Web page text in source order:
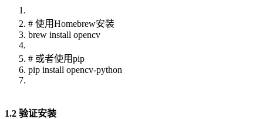
# 使用Homebrew安装
brew install opencv
# 或者使用pip
pip install opencv-python
1.2 验证安装